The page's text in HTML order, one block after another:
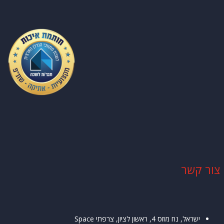
קשר
ישראל, נח מוזס 4, ראשון לציון, צרפתיSpace